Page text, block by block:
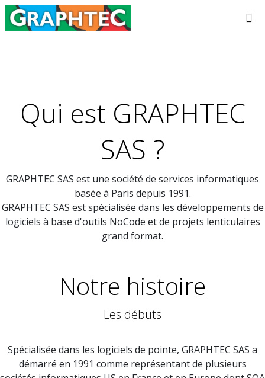
Qui est GRAPHTEC
SAS ?
GRAPHTEC SAS est une société de services informatiques
basée à Paris depuis 1991.
GRAPHTEC SAS est spécialisée dans les développements de
logiciels à base d'outils NoCode et de projets lenticulaires
grand format.
Notre histoire
Les débuts
Spécialisée dans les logiciels de pointe, GRAPHTEC SAS a
démarré en 1991 comme représentant de plusieurs